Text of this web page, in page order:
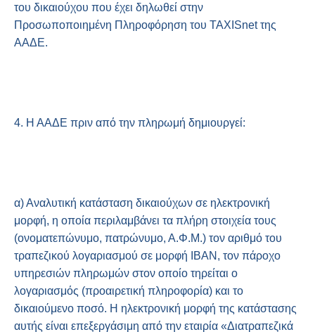
του δικαιούχου που έχει δηλωθεί στην
Προσωποποιημένη Πληροφόρηση του TAXISnet της
ΑΑΔΕ.
4. Η ΑΑΔΕ πριν από την πληρωμή δημιουργεί:
α) Αναλυτική κατάσταση δικαιούχων σε ηλεκτρονική
μορφή, η οποία περιλαμβάνει τα πλήρη στοιχεία τους
(ονοματεπώνυμο, πατρώνυμο, Α.Φ.Μ.) τον αριθμό του
τραπεζικού λογαριασμού σε μορφή IBAN, τον πάροχο
υπηρεσιών πληρωμών στον οποίο τηρείται ο
λογαριασμός (προαιρετική πληροφορία) και το
δικαιούμενο ποσό. Η ηλεκτρονική μορφή της κατάστασης
αυτής είναι επεξεργάσιμη από την εταιρία «Διατραπεζικά